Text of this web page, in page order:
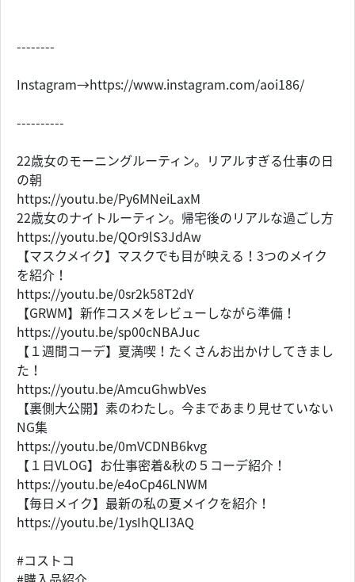
--------
Instagram→https://www.instagram.com/aoi186/
----------
22歳女のモーニングルーティン。リアルすぎる仕事の日
の朝
https://youtu.be/Py6MNeiLaxM
22歳女のナイトルーティン。帰宅後のリアルな過ごし方
https://youtu.be/QOr9lS3JdAw
【マスクメイク】マスクでも目が映える！3つのメイク
を紹介！
https://youtu.be/0sr2k58T2dY
【GRWM】新作コスメをレビューしながら準備！
https://youtu.be/sp00cNBAJuc
【１週間コーデ】夏満喫！たくさんお出かけしてきまし
た！
https://youtu.be/AmcuGhwbVes
【裏側大公開】素のわたし。今まであまり見せていない
NG集
https://youtu.be/0mVCDNB6kvg
【１日VLOG】お仕事密着&秋の５コーデ紹介！
https://youtu.be/e4oCp46LNWM
【毎日メイク】最新の私の夏メイクを紹介！
https://youtu.be/1ysIhQLI3AQ
#コストコ